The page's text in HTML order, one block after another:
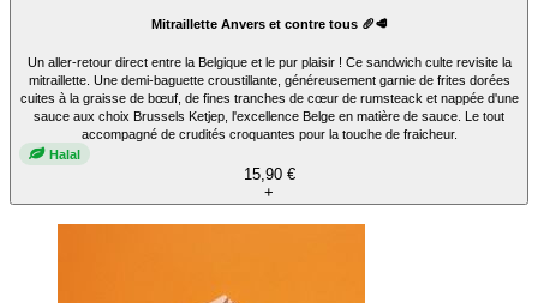
Mitraillette Anvers et contre tous 🥖🥩
Un aller-retour direct entre la Belgique et le pur plaisir ! Ce sandwich culte revisite la
mitraillette. Une demi-baguette croustillante, généreusement garnie de frites dorées
cuites à la graisse de bœuf, de fines tranches de cœur de rumsteack et nappée d'une
sauce aux choix Brussels Ketjep, l'excellence Belge en matière de sauce. Le tout
accompagné de crudités croquantes pour la touche de fraicheur.
Halal
15,90 €
+